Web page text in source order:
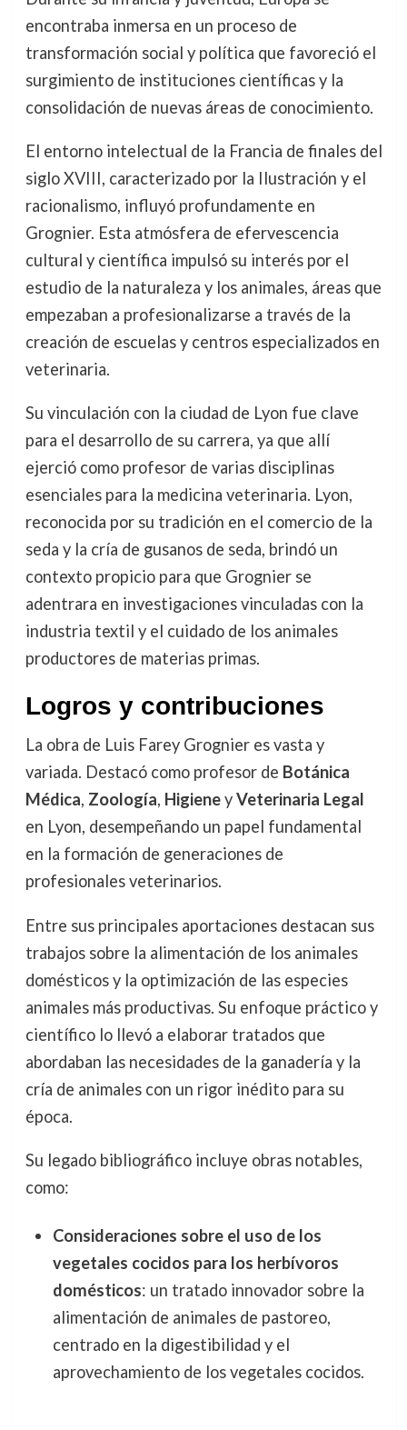
encontraba inmersa en un proceso de
transformación social y política que favoreció el
surgimiento de instituciones científicas y la
consolidación de nuevas áreas de conocimiento.
El entorno intelectual de la Francia de finales del
siglo XVIII, caracterizado por la Ilustración y el
racionalismo, influyó profundamente en
Grognier. Esta atmósfera de efervescencia
cultural y científica impulsó su interés por el
estudio de la naturaleza y los animales, áreas que
empezaban a profesionalizarse a través de la
creación de escuelas y centros especializados en
veterinaria.
Su vinculación con la ciudad de Lyon fue clave
para el desarrollo de su carrera, ya que allí
ejerció como profesor de varias disciplinas
esenciales para la medicina veterinaria. Lyon,
reconocida por su tradición en el comercio de la
seda y la cría de gusanos de seda, brindó un
contexto propicio para que Grognier se
adentrara en investigaciones vinculadas con la
industria textil y el cuidado de los animales
productores de materias primas.
Logros y contribuciones
La obra de Luis Farey Grognier es vasta y
variada. Destacó como profesor de Botánica
Médica, Zoología, HigieneyVeterinaria Legal
en Lyon, desempeñando un papel fundamental
en la formación de generaciones de
profesionales veterinarios.
Entre sus principales aportaciones destacan sus
trabajos sobre la alimentación de los animales
domésticos y la optimización de las especies
animales más productivas. Su enfoque práctico y
científico lo llevó a elaborar tratados que
abordaban las necesidades de la ganadería y la
cría de animales con un rigor inédito para su
época.
Su legado bibliográfico incluye obras notables,
como:
Consideraciones sobre el uso de los
vegetales cocidos para los herbívoros
domésticos: un tratado innovador sobre la
alimentación de animales de pastoreo,
centrado en la digestibilidad y el
aprovechamiento de los vegetales cocidos.